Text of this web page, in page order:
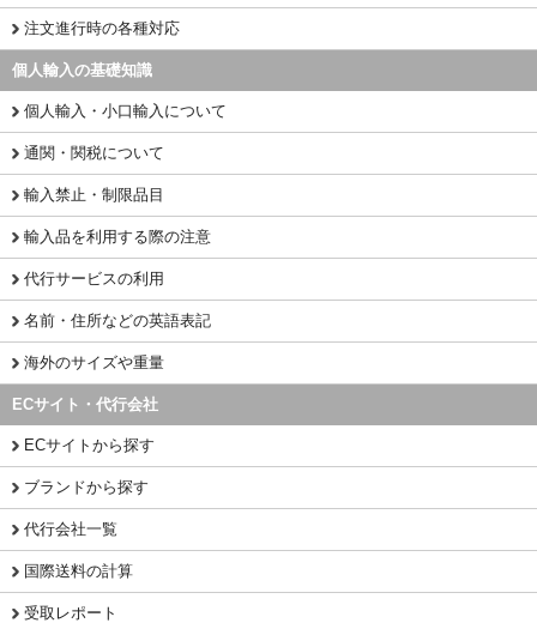
注文進行時の各種対応
個人輸入の基礎知識
個人輸入・小口輸入について
通関・関税について
輸入禁止・制限品目
輸入品を利用する際の注意
代行サービスの利用
名前・住所などの英語表記
海外のサイズや重量
ECサイト・代行会社
ECサイトから探す
ブランドから探す
代行会社一覧
国際送料の計算
受取レポート